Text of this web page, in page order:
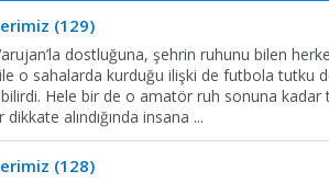
(129)
dostluğuna, şehrin ruhunu bilen
o sahalarda kurduğu ilişki de futbola tutku
Hele bir de o amatör ruh sonuna kadar
alındığında insana ...
(128)